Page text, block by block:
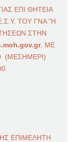
ΕΠΙ ΘΗΤΕΙΑ
ΤΟΥ ΓΝΑ "Η
ΣΤΗΝ
, ΜΕ
(ΜΕΣΗΜΕΡΙ)
ΕΠΙΜΕΛΗΤΗ